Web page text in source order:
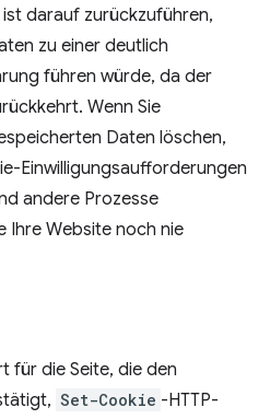
darauf zurückzuführen,
zu einer deutlich
führen würde, da der
Wenn Sie
Daten löschen,
Einwilligungsaufforderungen
andere Prozesse
Ihre Website noch nie
für die Seite, die den
Set-Cookie -HTTP-